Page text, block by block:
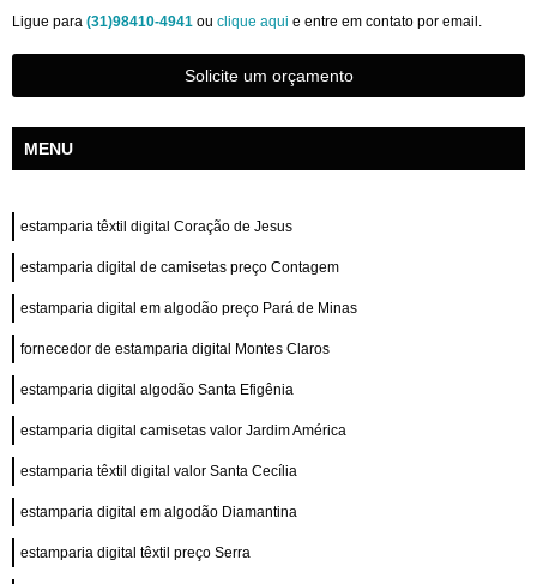
Ligue para (31)98410-4941 ou clique aqui e entre em contato por email.
Solicite um orçamento
MENU
estamparia têxtil digital Coração de Jesus
estamparia digital de camisetas preço Contagem
estamparia digital em algodão preço Pará de Minas
fornecedor de estamparia digital Montes Claros
estamparia digital algodão Santa Efigênia
estamparia digital camisetas valor Jardim América
estamparia têxtil digital valor Santa Cecília
estamparia digital em algodão Diamantina
estamparia digital têxtil preço Serra